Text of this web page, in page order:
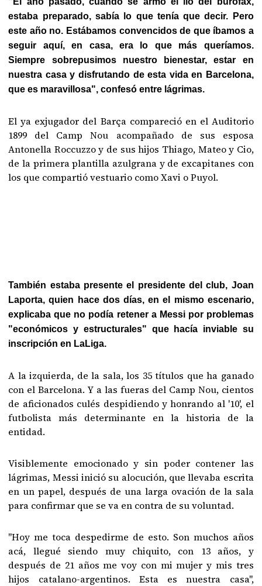
estaba preparado, sabía lo que tenía que decir. Pero
este año no. Estábamos convencidos de que íbamos a
seguir aquí, en casa, era lo que más queríamos.
Siempre sobrepusimos nuestro bienestar, estar en
nuestra casa y disfrutando de esta vida en Barcelona,
que es maravillosa", confesó entre lágrimas.
El ya exjugador del Barça compareció en el Auditorio
1899 del Camp Nou acompañado de sus esposa
Antonella Roccuzzo y de sus hijos Thiago, Mateo y Cio,
de la primera plantilla azulgrana y de excapitanes con
los que compartió vestuario como Xavi o Puyol.
También estaba presente el presidente del club, Joan
Laporta, quien hace dos días, en el mismo escenario,
explicaba que no podía retener a Messi por problemas
"económicos y estructurales" que hacía inviable su
inscripción en LaLiga.
A la izquierda, de la sala, los 35 títulos que ha ganado
con el Barcelona. Y a las fueras del Camp Nou, cientos
de aficionados culés despidiendo y honrando al '10', el
futbolista más determinante en la historia de la
entidad.
Visiblemente emocionado y sin poder contener las
lágrimas, Messi inició su alocución, que llevaba escrita
en un papel, después de una larga ovación de la sala
para confirmar que se va en contra de su voluntad.
"Hoy me toca despedirme de esto. Son muchos años
acá, llegué siendo muy chiquito, con 13 años, y
después de 21 años me voy con mi mujer y mis tres
hijos catalano-argentinos. Esta es nuestra casa",